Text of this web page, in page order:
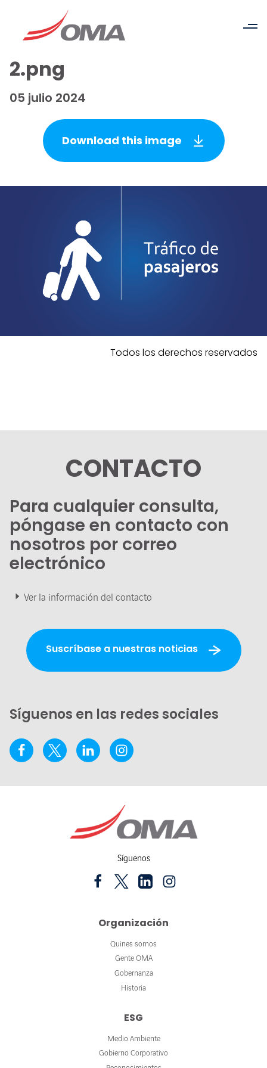
2.png
05 julio 2024
Download this image
Todos los derechos reservados
CONTACTO
Para cualquier consulta,
póngase en contacto con
nosotros por correo
electrónico
Ver la información del contacto
Suscríbase a nuestras noticias
Síguenos en las redes sociales
Síguenos
Organización
Quines somos
Gente OMA
Gobernanza
Historia
ESG
Medio Ambiente
Gobierno Corporativo